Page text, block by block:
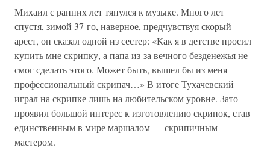
Михаил с ранних лет тянулся к музыке. Много лет
спустя, зимой 37-го, наверное, предчувствуя скорый
арест, он сказал одной из сестер: «Как я в детстве просил
купить мне скрипку, а папа из-за вечного безденежья не
смог сделать этого. Может быть, вышел бы из меня
профессиональный скрипач…» В итоге Тухачевский
играл на скрипке лишь на любительском уровне. Зато
проявил большой интерес к изготовлению скрипок, став
единственным в мире маршалом — скрипичным
мастером.